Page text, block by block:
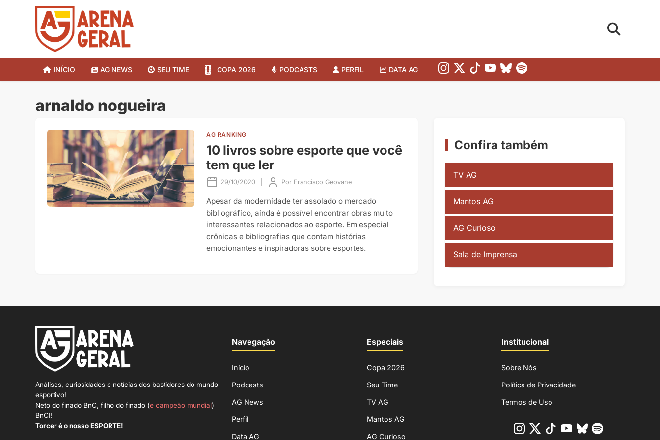
INÍCIO AG NEWS SEU TIME COPA 2026 PODCASTS PERFIL DATA AG
arnaldo nogueira
AG RANKING
10 livros sobre esporte que você
tem que ler
29/10/2020 Por Francisco Geovane
Apesar da modernidade ter assolado o mercado
bibliográfico, ainda é possível encontrar obras muito
interessantes relacionados ao esporte. Em especial
crônicas e bibliografias que contam histórias
emocionantes e inspiradoras sobre esportes.
Confira também
TV AG
Mantos AG
AG Curioso
Sala de Imprensa
Análises, curiosidades e notícias dos bastidores do mundo
esportivo!
Neto do finado BnC, filho do finado (e campeão mundial)
BnCI!
Torcer é o nosso ESPORTE!
Navegação
Início
Podcasts
AG News
Perfil
Data AG
Especiais
Copa 2026
Seu Time
TV AG
Mantos AG
AG Curioso
Institucional
Sobre Nós
Política de Privacidade
Termos de Uso